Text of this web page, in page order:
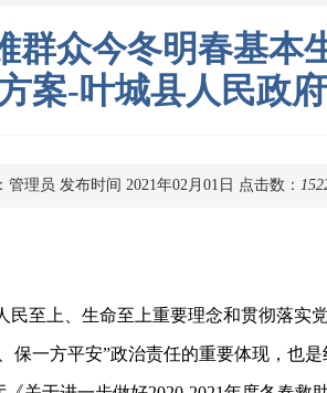
群众今冬明春基本
案-叶城县人民政府
管理员 发布时间 2021年02月01日 点击数：
民至上、生命至上重要理念和贯彻落实
保一方平安”政治责任的重要体现，也